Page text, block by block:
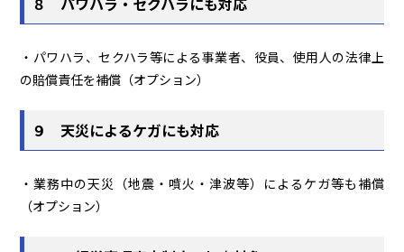
・パワハラ、セクハラ等による事業者、役員、使用人の法律上
の賠償責任を補償（オプション）
９ 天災によるケガにも対応
・業務中の天災（地震・噴火・津波等）によるケガ等も補償
（オプション）